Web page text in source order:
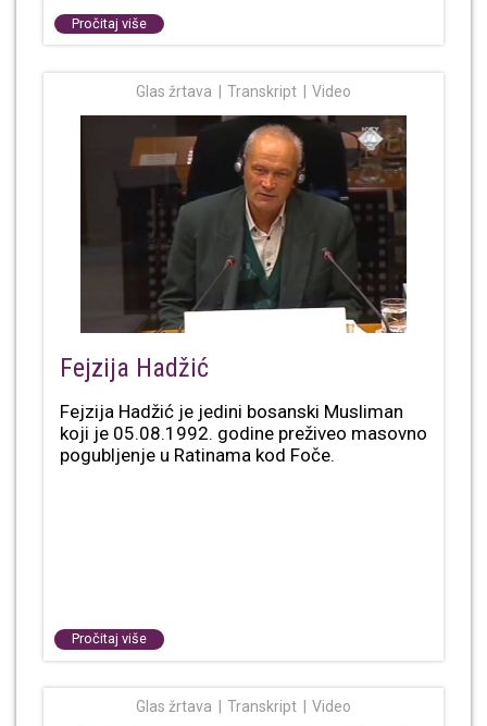
Pročitaj više
Glas žrtava Transkript Video
Fejzija Hadžić
Fejzija Hadžić je jedini bosanski Musliman
koji je 05.08.1992. godine preživeo masovno
pogubljenje u Ratinama kod Foče.
Pročitaj više
Glas žrtava Transkript Video